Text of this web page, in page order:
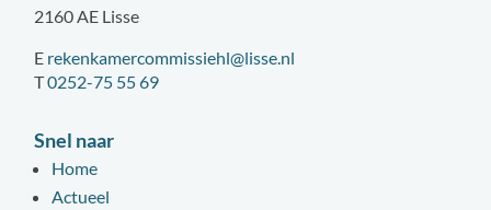
2160 AE Lisse
E rekenkamercommissiehl@lisse.nl
T0252-75 55 69
Snel naar
Home
Actueel